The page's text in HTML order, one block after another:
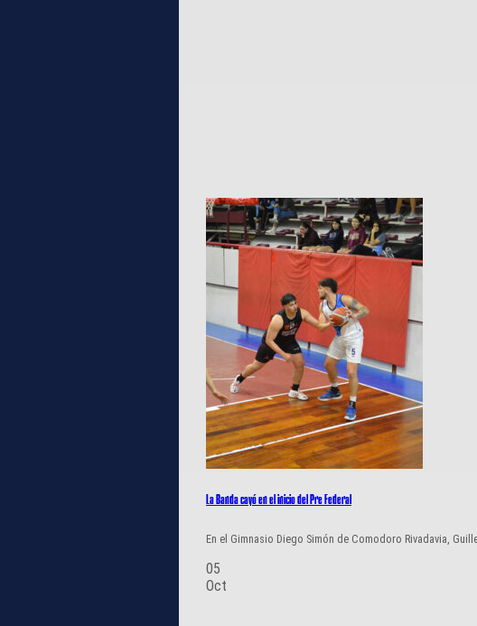
La Banda cayó en el inicio del Pre Federal
En el Gimnasio Diego Simón de Comodoro Rivadavia,
05
Oct